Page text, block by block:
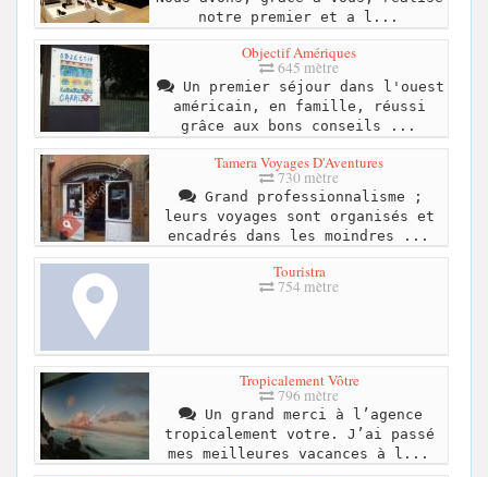
notre premier et a l...
Objectif Amériques
645 mètre
Un premier séjour dans l'ouest
américain, en famille, réussi
grâce aux bons conseils ...
Tamera Voyages D'Aventures
730 mètre
Grand professionnalisme ;
leurs voyages sont organisés et
encadrés dans les moindres ...
Touristra
754 mètre
Tropicalement Vôtre
796 mètre
Un grand merci à l’agence
tropicalement votre. J’ai passé
mes meilleures vacances à l...